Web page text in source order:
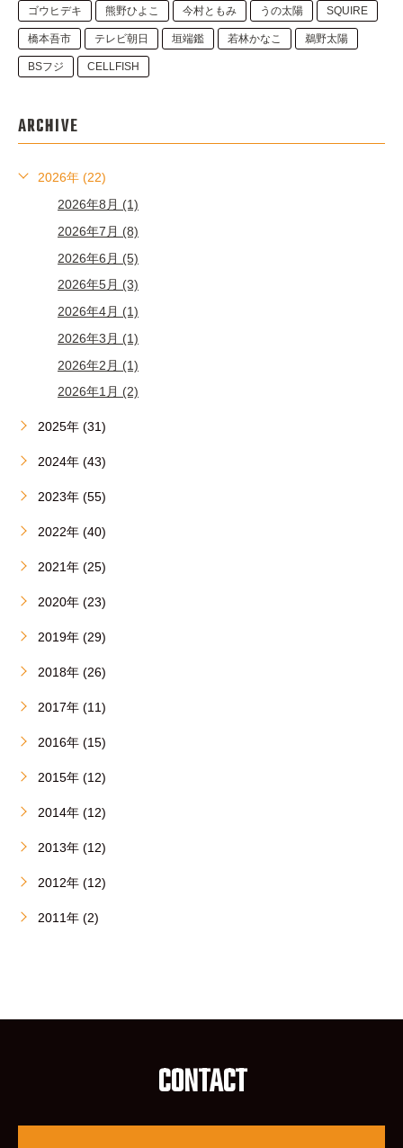
ゴウヒデキ 熊野ひよこ 今村ともみ うの太陽 SQUIRE
橋本吾市 テレビ朝日 垣端鑑 若林かなこ 鵜野太陽
BSフジ CELLFISH
ARCHIVE
2026年 (22)
2026年8月 (1)
2026年7月 (8)
2026年6月 (5)
2026年5月 (3)
2026年4月 (1)
2026年3月 (1)
2026年2月 (1)
2026年1月 (2)
2025年 (31)
2024年 (43)
2023年 (55)
2022年 (40)
2021年 (25)
2020年 (23)
2019年 (29)
2018年 (26)
2017年 (11)
2016年 (15)
2015年 (12)
2014年 (12)
2013年 (12)
2012年 (12)
2011年 (2)
CONTACT